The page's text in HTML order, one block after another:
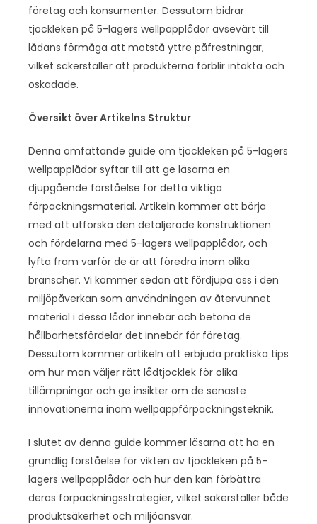
företag och konsumenter. Dessutom bidrar
tjockleken på 5-lagers wellpapplådor avsevärt till
lådans förmåga att motstå yttre påfrestningar,
vilket säkerställer att produkterna förblir intakta och
oskadade.
Översikt över Artikelns Struktur
Denna omfattande guide om tjockleken på 5-lagers
wellpapplådor syftar till att ge läsarna en
djupgående förståelse för detta viktiga
förpackningsmaterial. Artikeln kommer att börja
med att utforska den detaljerade konstruktionen
och fördelarna med 5-lagers wellpapplådor, och
lyfta fram varför de är att föredra inom olika
branscher. Vi kommer sedan att fördjupa oss i den
miljöpåverkan som användningen av återvunnet
material i dessa lådor innebär och betona de
hållbarhetsfördelar det innebär för företag.
Dessutom kommer artikeln att erbjuda praktiska tips
om hur man väljer rätt lådtjocklek för olika
tillämpningar och ge insikter om de senaste
innovationerna inom wellpappförpackningsteknik.
I slutet av denna guide kommer läsarna att ha en
grundlig förståelse för vikten av tjockleken på 5-
lagers wellpapplådor och hur den kan förbättra
deras förpackningsstrategier, vilket säkerställer både
produktsäkerhet och miljöansvar.